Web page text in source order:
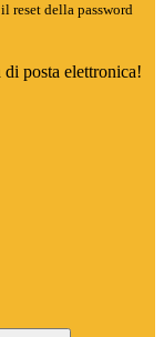
reset della password
posta elettronica!